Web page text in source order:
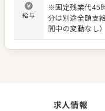
境です。将来的
新会社ならでは
ます。 ＜おすすめポイント＞ ブライダル業界の先駆者であ
定経営を続けて
感性を磨きなが
給与
※固定残業代45
分は別途全額支給いたします
間中の変動なし
円
求人情報